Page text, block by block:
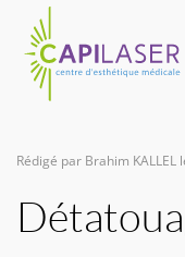
Skip
main
Rédigé par Brahim KALLEL